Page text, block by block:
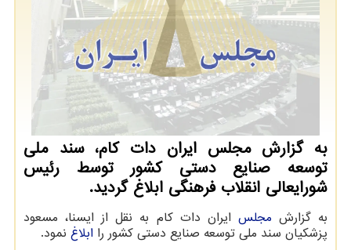
به گزارش مجلس ایران دات کام، سند ملی
توسعه صنایع دستی کشور توسط رئیس
شورایعالی انقلاب فرهنگی ابلاغ گردید.
به گزارش مجلس ایران دات کام به نقل از ایسنا، مسعود
پزشکیان سند ملی توسعه صنایع دستی کشور را ابلاغ نمود.